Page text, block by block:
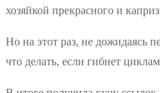
хозяйкой прекрасного и
Но на этот раз, не дожидаясь
что делать, если гибнет